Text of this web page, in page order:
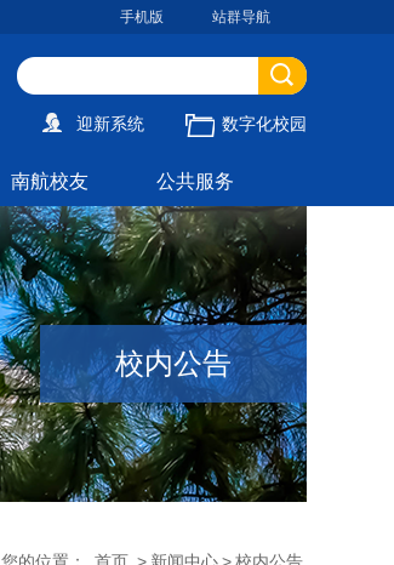
手机版 站群导航
迎新系统 数字化校园
南航校友 公共服务
校内公告